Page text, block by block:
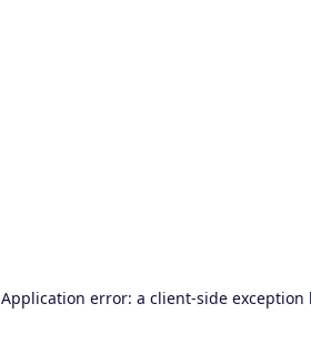
Application error: a client-side exception